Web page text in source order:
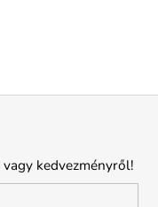
kedvezményről!